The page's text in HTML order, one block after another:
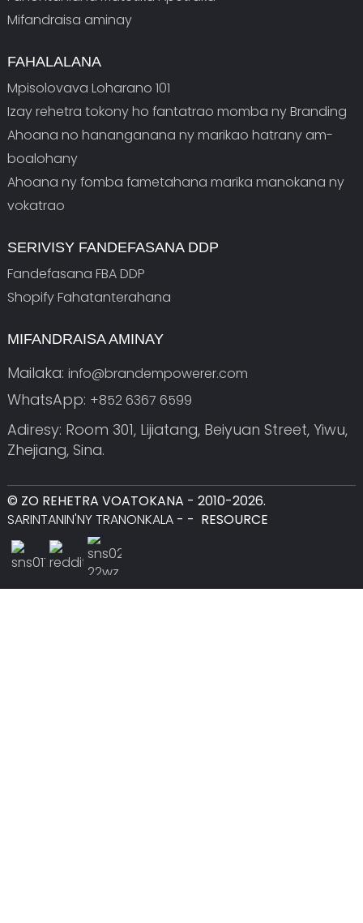
Mifandraisa aminay
FAHALALANA
Mpisolovava Loharano 101
Izay rehetra tokony ho fantatrao momba ny Branding
Ahoana no hananganana ny marikao hatrany am-
boalohany
Ahoana ny fomba fametahana marika manokana ny
vokatrao
SERIVISY FANDEFASANA DDP
Fandefasana FBA DDP
Shopify Fahatanterahana
MIFANDRAISA AMINAY
Mailaka: info@brandempowerer.com
WhatsApp: +852 6367 6599
Adiresy: Room 301, Lijiatang, Beiyuan Street, Yiwu,
Zhejiang, Sina.
© ZO REHETRA VOATOKANA - 2010-2026.
SARINTANIN'NY TRANONKALA- - RESOURCE